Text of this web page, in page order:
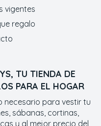
TU TIENDA DE
PARA EL HOGAR
necesario para vestir tu
sábanas, cortinas,
y al mejor precio del
vigentes
regalo